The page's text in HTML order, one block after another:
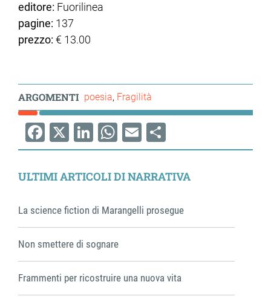
editore: Fuorilinea
pagine: 137
prezzo: € 13.00
ARGOMENTI poesia Fragilità
Facebook
X LinkedIn
WhatsApp
EmailShare
ULTIMI ARTICOLI DI NARRATIVA
La science fiction di Marangelli prosegue
Non smettere di sognare
Frammenti per ricostruire una nuova vita